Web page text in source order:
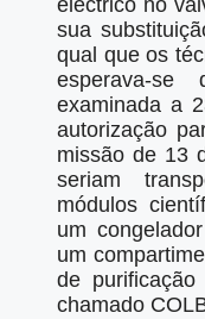
eléctrico no
sua
qual que os
esperava-
examinada a
autorização
missão de 13
seriam
módulos
um
um
de
chamado